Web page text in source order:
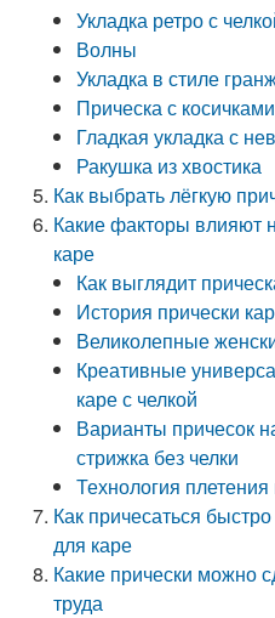
Укладка ретро с
Волны
Укладка в стиле
Прическа с косичками
Гладкая укладка с
Ракушка из хвостика
Как выбрать лёгкую
Какие факторы влияют
каре
Как выглядит
История прически
Великолепные
Креативные
каре с челкой
Варианты причесок
стрижка без челки
Технология
Как причесаться
для каре
Какие прически можно
труда